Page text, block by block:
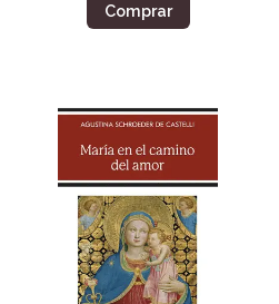
Comprar